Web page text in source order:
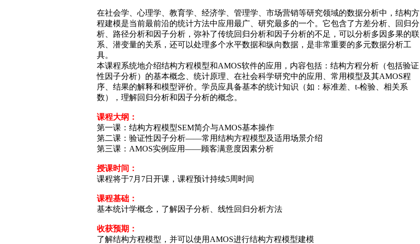
在社会学、心理学、教育学、经济学、管理学、市场营销等研究领域的数据分析中，结构方
程建模是当前最前沿的统计方法中应用最广、研究最多的一个。它包含了方差分析、回归分
析、路径分析和因子分析，弥补了传统回归分析和因子分析的不足，可以分析多因多果的联
系、潜变量的关系，还可以处理多个水平数据和纵向数据，是非常重要的多元数据分析工
具。
本课程系统地介绍结构方程模型和AMOS软件的应用，内容包括：结构方程分析（包括验证
性因子分析）的基本概念、统计原理、在社会科学研究中的应用、常用模型及其AMOS程
序、结果的解释和模型评价。学员应具备基本的统计知识（如：标准差、t-检验、相关系
数），理解回归分析和因子分析的概念。
课程大纲：
第一课：结构方程模型SEM简介与AMOS基本操作
第二课：验证性因子分析——常用结构方程模型及适用场景介绍
第三课：AMOS实例应用——顾客满意度因素分析
授课时间：
课程将于7月7日开课，课程预计持续5周时间
课程基础：
基本统计学概念，了解因子分析、线性回归分析方法
收获预期：
了解结构方程模型，并可以使用AMOS进行结构方程模型建模